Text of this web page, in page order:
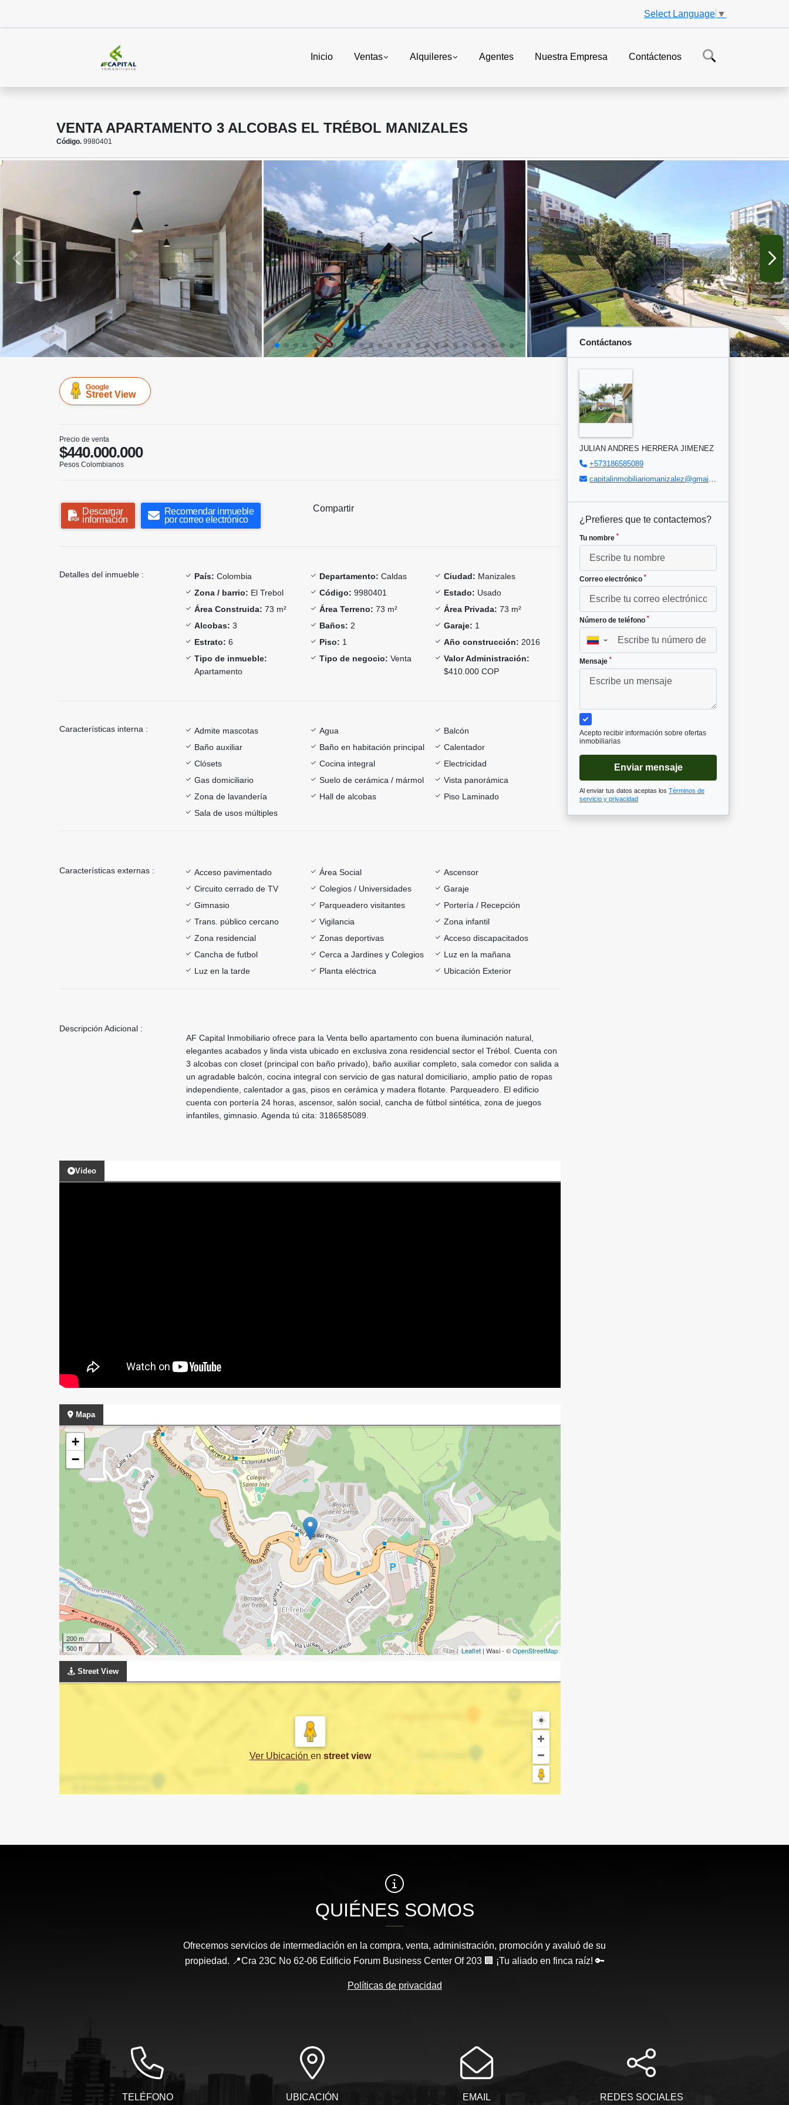
Select Language ▼
Inicio Ventas Alquileres Agentes Nuestra Empresa Contáctenos
VENTA APARTAMENTO 3 ALCOBAS EL TRÉBOL MANIZALES
Código. 9980401
Google
Street View
Precio de venta
$440.000.000
Pesos Colombianos
Descargar
información
Recomendar inmueble
por correo electrónico
Compartir
Detalles del inmueble : País: Colombia Departamento: Caldas Ciudad: Manizales
Zona / barrio: El Trebol Código: 9980401 Estado: Usado
Área Construida: 73 m² Área Terreno: 73 m² Área Privada: 73 m²
Alcobas: 3 Baños: 2 Garaje: 1
Estrato: 6 Piso: 1 Año construcción: 2016
Tipo de inmueble:
Apartamento
Tipo de negocio: Venta
Valor Administración:
$410.000 COP
Características interna : Admite mascotas Agua
Balcón
Baño auxiliar
Baño en habitación principal
Calentador
Clósets
Cocina integral
Electricidad
Gas domiciliario
Suelo de cerámica / mármol
Vista panorámica
Zona de lavandería
Hall de alcobas
Piso Laminado
Sala de usos múltiples
Características externas : Acceso pavimentado Área Social
Ascensor
Circuito cerrado de TV
Colegios / Universidades
Garaje
Gimnasio
Parqueadero visitantes
Portería / Recepción
Trans. público cercano
Vigilancia
Zona infantil
Zona residencial
Zonas deportivas
Acceso discapacitados
Cancha de futbol
Cerca a Jardines y Colegios
Luz en la mañana
Luz en la tarde
Planta eléctrica Ubicación Exterior
Descripción Adicional :
AF Capital Inmobiliario ofrece para la Venta bello apartamento con buena iluminación natural,
elegantes acabados y linda vista ubicado en exclusiva zona residencial sector el Trébol. Cuenta con
3 alcobas con closet (principal con baño privado), baño auxiliar completo, sala comedor con salida a
un agradable balcón, cocina integral con servicio de gas natural domiciliario, amplio patio de ropas
independiente, calentador a gas, pisos en cerámica y madera flotante. Parqueadero. El edificio
cuenta con portería 24 horas, ascensor, salón social, cancha de fútbol sintética, zona de juegos
infantiles, gimnasio. Agenda tú cita: 3186585089.
Video
Mapa
+
−
200 m
500 ft
Leaflet | Wasi - ©OpenStreetMap
Street View
Ver Ubicación en street view
Contáctanos
JULIAN ANDRES HERRERA JIMENEZ
+573186585089
capitalinmobiliariomanizalez@gmail.com
¿Prefieres que te contactemos?
Tu nombre *
Correo electrónico *
Número de teléfono *
▼
Mensaje *
Acepto recibir información sobre ofertas
inmobiliarias
Enviar mensaje
Al enviar tus datos aceptas los Términos de
servicio y privacidad
QUIÉNES SOMOS
Ofrecemos servicios de intermediación en la compra, venta, administración, promoción y avaluó de su
propiedad. 📍Cra 23C No 62-06 Edificio Forum Business Center Of 203 🏢 ¡Tu aliado en finca raíz! 🔑
Políticas de privacidad
TELÉFONO UBICACIÓN EMAIL REDES SOCIALES